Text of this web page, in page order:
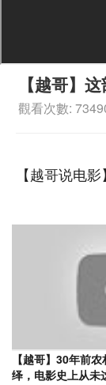
【越哥】
觀看次數:
【越哥说电影
【越哥】30年前
绎，电影史上从未